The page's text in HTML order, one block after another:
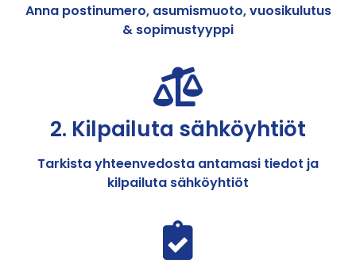
Anna postinumero, asumismuoto, vuosikulutus
& sopimustyyppi
2. Kilpailuta sähköyhtiöt
Tarkista yhteenvedosta antamasi tiedot ja
kilpailuta sähköyhtiöt